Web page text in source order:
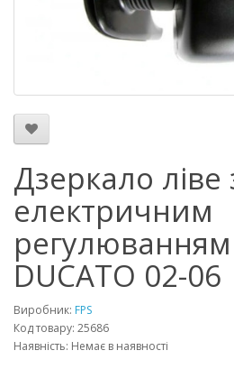
Дзеркало ліве
електричним
регулюванням
DUCATO 02-06
Виробник: FPS
Код товару: 25686
Наявність: Немає в наявності